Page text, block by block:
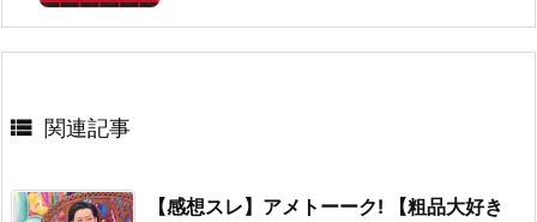
 関連記事
【感想スレ】アメトーーク! 【粗品大好き